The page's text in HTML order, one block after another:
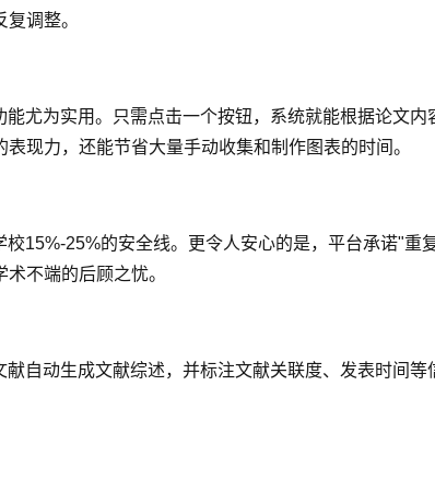
调整。
尤为实用。只需点击一个按钮，系统就能根据论文
现力，还能节省大量手动收集和制作图表的时间。
15%-25%的安全线。更令人安心的是，平台承诺"
不端的后顾之忧。
自动生成文献综述，并标注文献关联度、发表时间